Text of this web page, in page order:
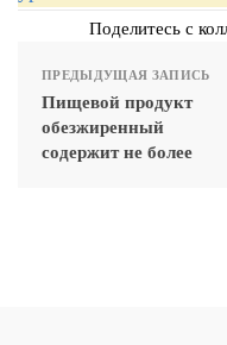
Поделитесь с
ПРЕДЫДУЩАЯ ЗАПИСЬ
Пищевой продукт
обезжиренный
содержит не более